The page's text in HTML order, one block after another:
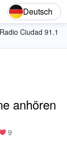
Deutsch
Radio Ciudad 91.1
anhören
9